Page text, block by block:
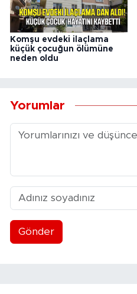
Komşu evdeki ilaçlama
küçük çocuğun ölümüne
neden oldu
Yorumlar
Gönder